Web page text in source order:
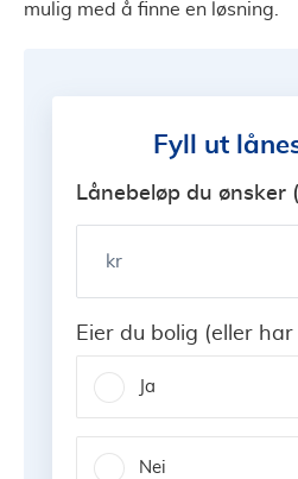
mulig med å finne en løsning.
Fyll ut
Lånebeløp du ønsker
kr
Eier du bolig (eller
Ja
Nei